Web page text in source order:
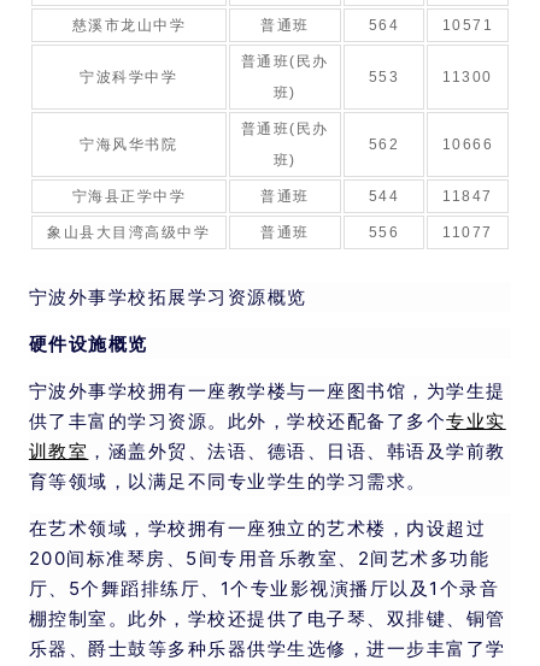
慈溪市龙山中学 普通班 564 10571
宁波科学中学
普通班(民办
班)
553 11300
宁海风华书院
普通班(民办
班)
562 10666
宁海县正学中学 普通班 544 11847
象山县大目湾高级中学 普通班 556 11077
宁波外事学校拓展学习资源概览
硬件设施概览
宁波外事学校拥有一座教学楼与一座图书馆，为学生提
供了丰富的学习资源。此外，学校还配备了多个专业实
训教室 ，涵盖外贸、法语、德语、日语、韩语及学前教
育等领域，以满足不同专业学生的学习需求。
在艺术领域，学校拥有一座独立的艺术楼，内设超过
200间标准琴房、5间专用音乐教室、2间艺术多功能
厅、5个舞蹈排练厅、1个专业影视演播厅以及1个录音
棚控制室。此外，学校还提供了电子琴、双排键、铜管
乐器、爵士鼓等多种乐器供学生选修，进一步丰富了学